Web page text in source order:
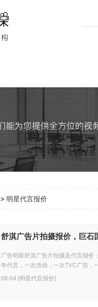
> 明星代言报价
舒淇广告片拍摄报价，巨石
广告明星舒淇广告片拍摄及代言报
年代言，一次活动，一次TVC广告
09-04 [明星代言报价]